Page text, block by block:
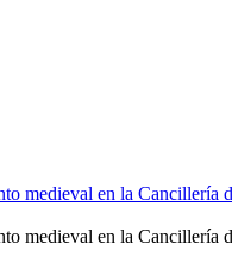
medieval en la Cancillería
medieval en la Cancillería